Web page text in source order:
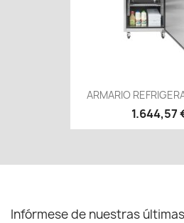
ARMARIO
1.644,57
Infórmese de nuestras